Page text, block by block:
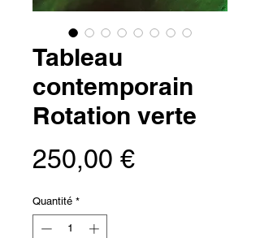
Tableau
contemporain
Rotation verte
250,00 €Prix
Quantité *